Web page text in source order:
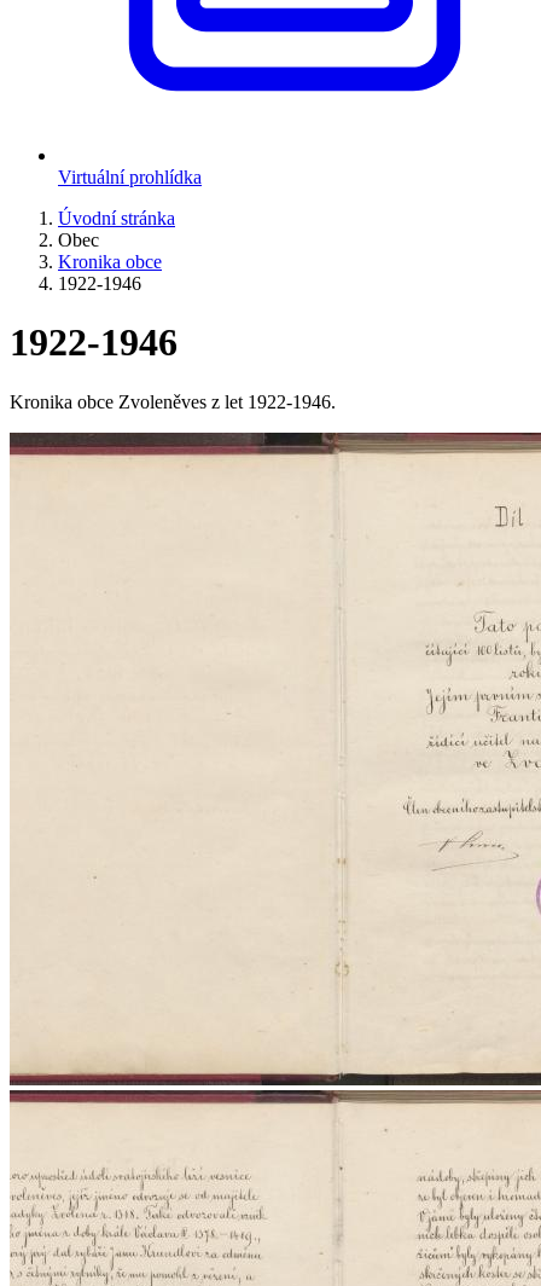
Virtuální prohlídka
Úvodní stránka
Obec
Kronika obce
1922-1946
1922-1946
Kronika obce Zvoleněves z let 1922-1946.